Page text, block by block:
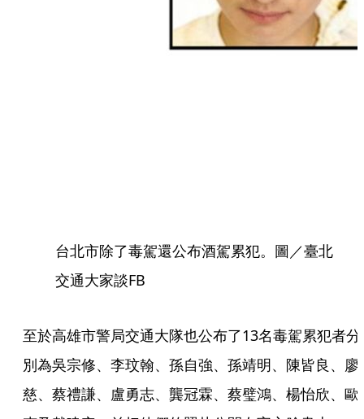
台北市除了毒駕還公布酒駕累犯。圖／臺北
交通大家談FB
至於高雄市警局交通大隊也公布了13名毒駕累犯者分
別為吳宗修、李玟翰、孫自強、孫靖明、陳皆良、廖
慈、蔡禮謙、盧勇志、龔冠霖、蔡璧鴻、楊怡欣、歐